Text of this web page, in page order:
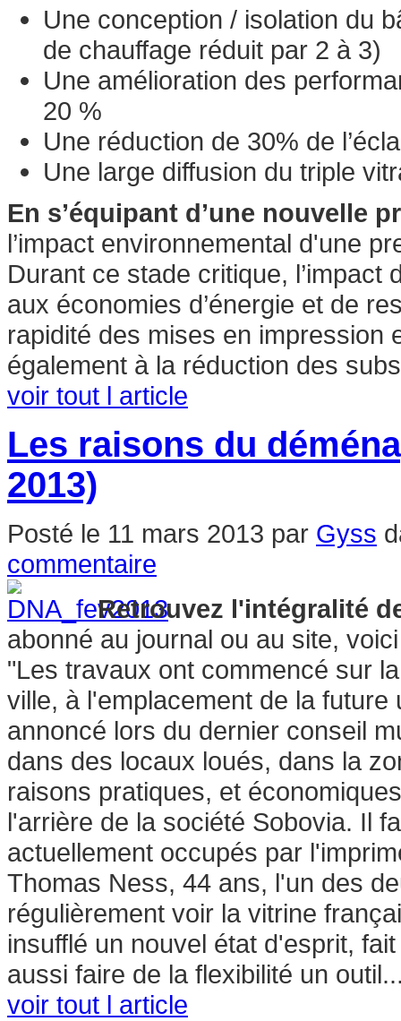
Une conception / isolation du
de chauffage réduit par 2 à 3)
Une amélioration des
20 %
Une réduction de 30% de
Une large diffusion du triple
En s’équipant d’une nouvelle
l’impact environnemental d'une
Durant ce stade critique,
aux économies d’énergie et de
rapidité des mises en impression
également à la réduction des
voir tout l article
Les raisons du
2013)
Posté le 11 mars 2013 par Gyss
commentaire
Retrouvez l'intégralité
abonné au journal ou au site,
"Les travaux ont commencé sur
ville, à l'emplacement de la
annoncé lors du dernier conseil
dans des locaux loués, dans la
raisons pratiques, et
l'arrière de la société Sobovia. Il
actuellement occupés par
Thomas Ness, 44 ans, l'un des
régulièrement voir la vitrine
insufflé un nouvel état d'esprit,
aussi faire de la flexibilité un
voir tout l article